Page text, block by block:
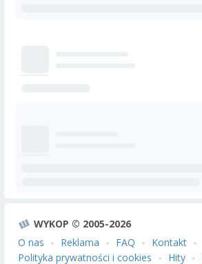
WYKOP © 2005-2026
O nas
Reklama FAQ Kontakt
Polityka prywatności i cookies
Hity